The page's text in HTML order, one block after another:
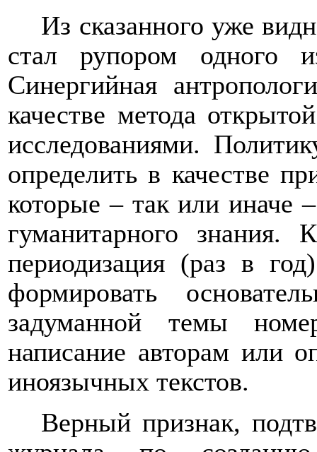
Из сказанного уже
стал рупором одного
Синергийная
качестве метода
исследованиями.
определить в качестве
которые – так или иначе
гуманитарного знания.
периодизация (раз в
формировать
задуманной темы
написание авторам или
иноязычных текстов.
Верный признак,